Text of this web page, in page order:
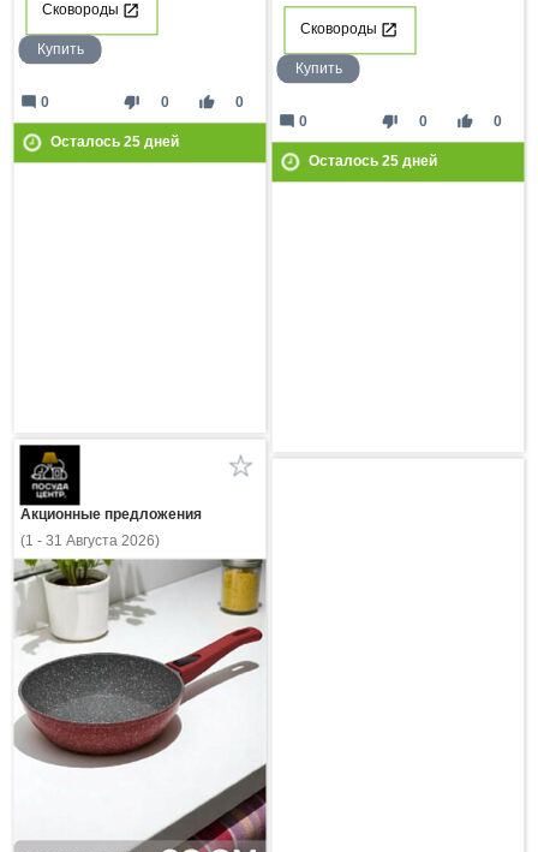
Сковороды
Купить
thumb_down 0 thumb_up 0
mode_comment 0
Осталось 25дней
Сковороды
Купить
thumb_down 0 thumb_up 0
mode_comment 0
Осталось 25дней
Акционные предложения
(1 - 31 Августа 2026)